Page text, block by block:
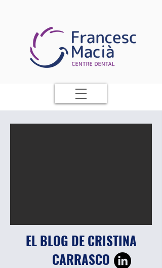
EL BLOG DE CRISTINA
CARRASCO